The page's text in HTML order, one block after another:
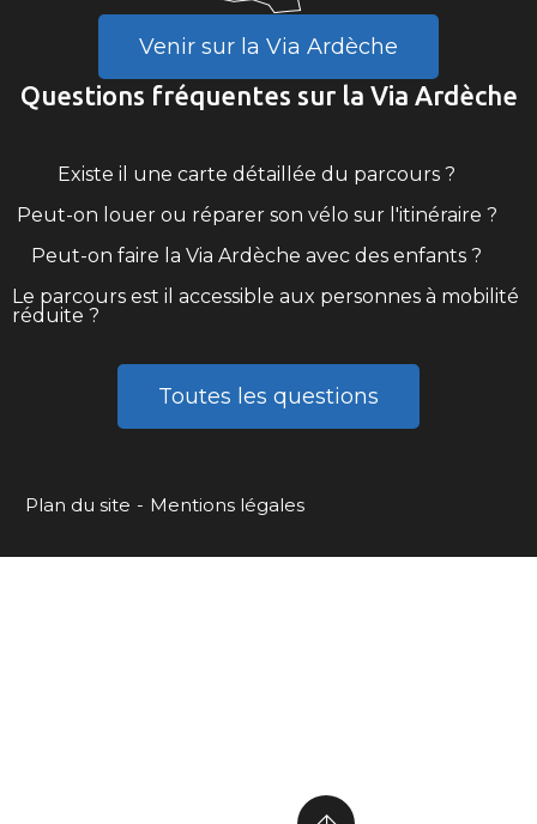
Venir sur la Via Ardèche
Questions fréquentes sur la Via Ardèche
Existe il une carte détaillée du parcours ?
Peut-on louer ou réparer son vélo sur l'itinéraire ?
Peut-on faire la Via Ardèche avec des enfants ?
Le parcours est il accessible aux personnes à mobilité
réduite ?
Toutes les questions
Plan du site Mentions légales